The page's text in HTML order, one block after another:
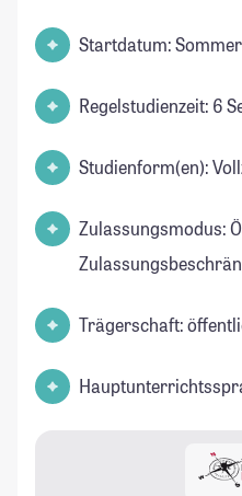
Startdatum:
Regelstudienzeit: 6
Studienform(en):
Zulassungsmodus:
Trägerschaft: